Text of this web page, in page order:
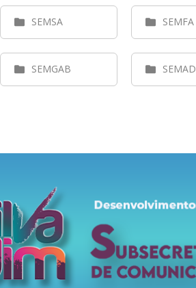
SEMSA SEMFA
SEMGAB SEMAD